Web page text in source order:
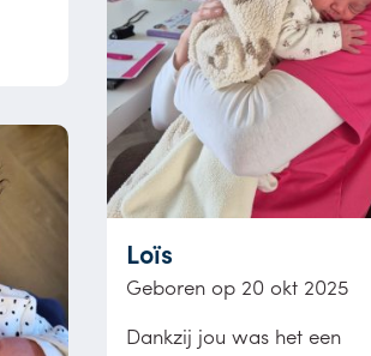
Loïs
Geboren op 20 okt 2025
Dankzij jou was het een